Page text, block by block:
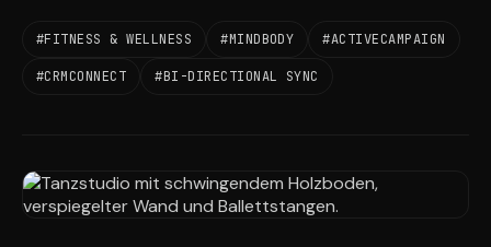
#FITNESS & WELLNESS #MINDBODY #ACTIVECAMPAIGN
#CRMCONNECT #BI-DIRECTIONAL SYNC